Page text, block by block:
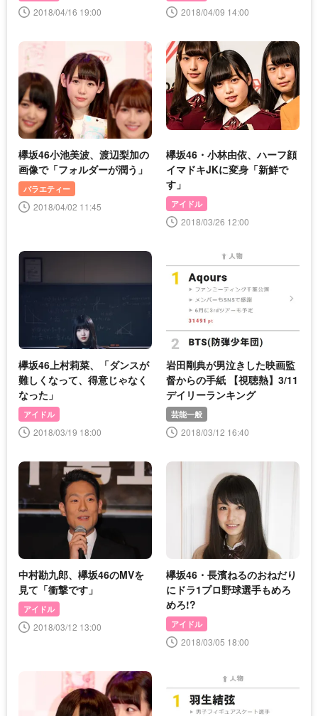
2018/04/16 19:00 2018/04/09 14:00
欅坂46小池美波、渡辺梨加の
画像で「フォルダーが潤う」
バラエティー
2018/04/02 11:45
欅坂46・小林由依、ハーフ顔
イマドキJKに変身「新鮮で
す」
アイドル
2018/03/26 12:00
欅坂46上村莉菜、「ダンスが
難しくなって、得意じゃなく
なった」
アイドル
2018/03/19 18:00
岩田剛典が男泣きした映画監
督からの手紙 【視聴熱】3/11
デイリーランキング
芸能一般
2018/03/12 16:40
中村勘九郎、欅坂46のMVを
見て「衝撃です」
アイドル
2018/03/12 13:00
欅坂46・長濱ねるのおねだり
にドラ1プロ野球選手もめろ
めろ!?
アイドル
2018/03/05 18:00